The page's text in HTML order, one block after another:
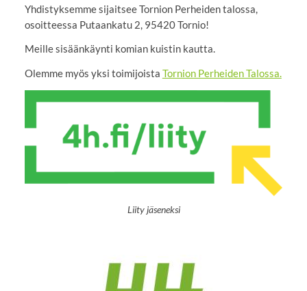
Yhdistyksemme sijaitsee Tornion Perheiden talossa,
osoitteessa Putaankatu 2, 95420 Tornio!
Meille sisäänkäynti komian kuistin kautta.
Olemme myös yksi toimijoista Tornion Perheiden Talossa.
Liity jäseneksi